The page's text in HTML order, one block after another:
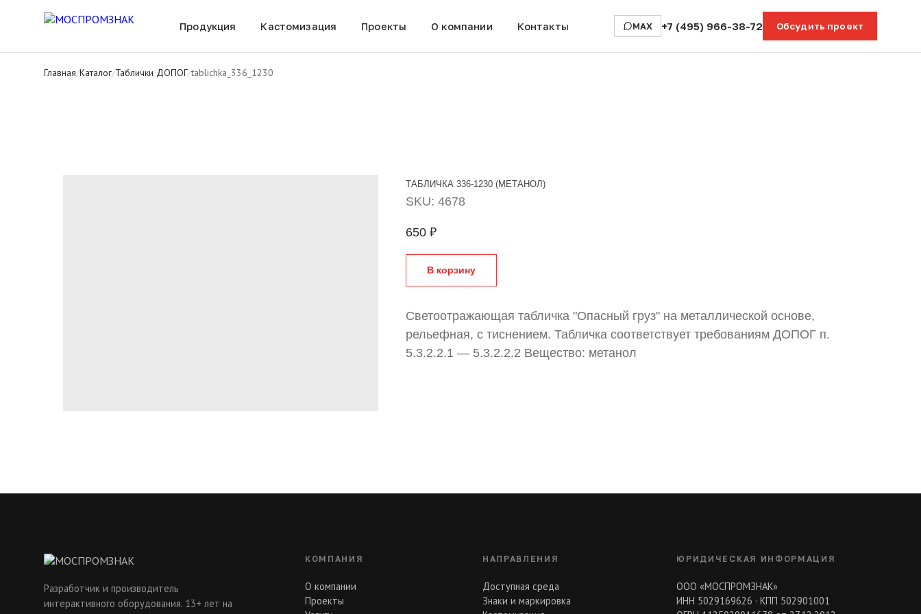
Продукция Кастомизация Проекты О компании Контакты MAX +7 (495) 966-38-72 Обсудить проект
Главная/Каталог/Таблички ДОПОГ/tablichka_336_1230
Все товары
ТАБЛИЧКА 336-1230 (МЕТАНОЛ)
SKU: 4678
650 ₽
В корзину
Светоотражающая табличка "Опасный груз" на металлической основе,
рельефная, с тиснением. Табличка соответствует требованиям ДОПОГ п.
5.3.2.2.1 — 5.3.2.2.2 Вещество: метанол
Разработчик и производитель
интерактивного оборудования. 13+ лет на
КОМПАНИЯ
О компании
Проекты
НАПРАВЛЕНИЯ
Доступная среда
Знаки и маркировка
ЮРИДИЧЕСКАЯ ИНФОРМАЦИЯ
ООО «МОСПРОМЗНАК»
ИНН 5029169626 · КПП 502901001